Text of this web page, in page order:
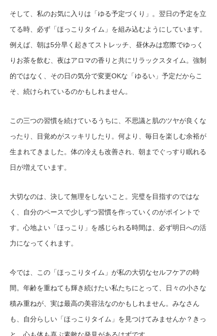
そして、私のお気に入りは「ゆる予定づくり」。翌日の予定を立
てる時、必ず「ほっこりタイム」を組み込むようにしています。
例えば、朝は5分早く起きてストレッチ、昼休みは窓際でゆっく
りお茶を飲む、夜はアロマの香りと共にリラックスタイム。強制
的ではなく、その日の気分で変更OKな「ゆるい」予定だからこ
そ、続けられているのかもしれません。
この三つの習慣を続けているうちに、不思議と肌のツヤが良くな
ったり、目覚めがスッキリしたり。何より、毎日を楽しむ余裕が
生まれてきました。体の冷えも改善され、朝までぐっすり眠れる
日が増えています。
大切なのは、決して無理をしないこと。完璧を目指すのではな
く、自分のペースで少しずつ習慣を作っていくのがポイントで
す。心地よい「ほっこり」を感じられる時間は、必ず明日への活
力になってくれます。
今では、この「ほっこりタイム」が私の大切なセルフケアの時
間。年齢を重ねても輝き続けたい私たちにとって、日々の小さな
積み重ねが、実は最高の美容法なのかもしれません。みなさん
も、自分らしい「ほっこりタイム」を見つけてみませんか？きっ